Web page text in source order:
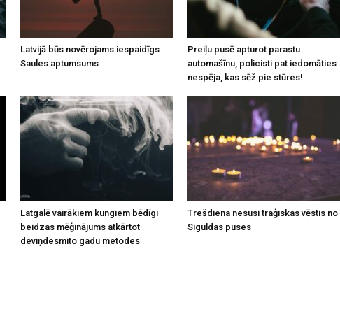
Latvijā būs novērojams iespaidīgs
Saules aptumsums
Preiļu pusē apturot parastu
automašīnu, policisti pat iedomāties
nespēja, kas sēž pie stūres!
Latgalē vairākiem kungiem bēdīgi
beidzas mēģinājums atkārtot
deviņdesmito gadu metodes
Trešdiena nesusi traģiskas vēstis no
Siguldas puses